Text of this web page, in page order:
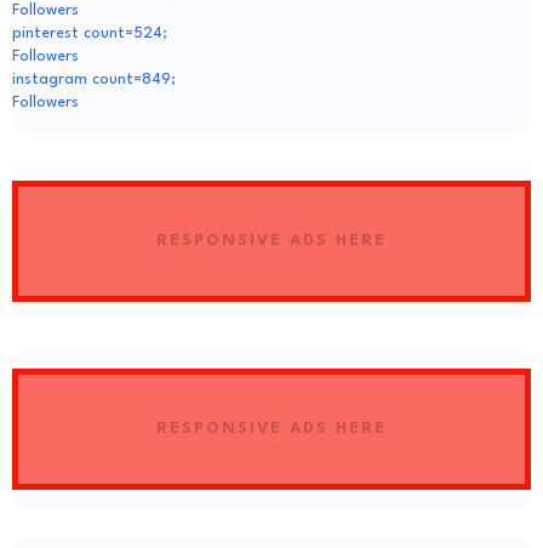
Followers
pinterest count=524;
Followers
instagram count=849;
Followers
RESPONSIVE ADS HERE
RESPONSIVE ADS HERE